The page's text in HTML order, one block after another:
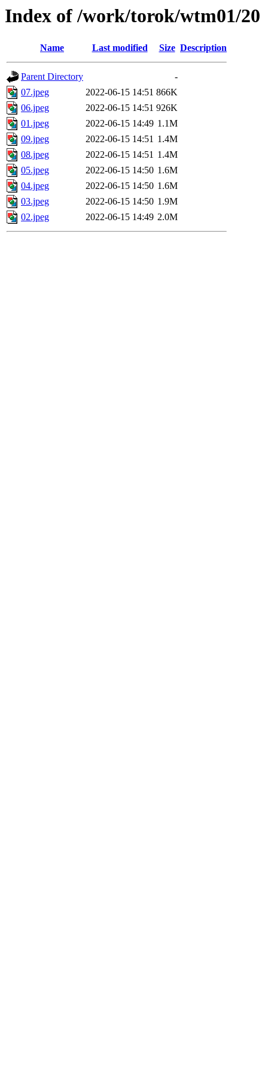
Index of /work/torok/wtm01/20
Name Last modified Size Description
Parent Directory
-
07.jpeg
2022-06-15 14:51 866K
06.jpeg
2022-06-15 14:51 926K
01.jpeg
2022-06-15 14:49 1.1M
09.jpeg
2022-06-15 14:51 1.4M
08.jpeg
2022-06-15 14:51 1.4M
05.jpeg
2022-06-15 14:50 1.6M
04.jpeg
2022-06-15 14:50 1.6M
03.jpeg
2022-06-15 14:50 1.9M
02.jpeg
2022-06-15 14:49 2.0M